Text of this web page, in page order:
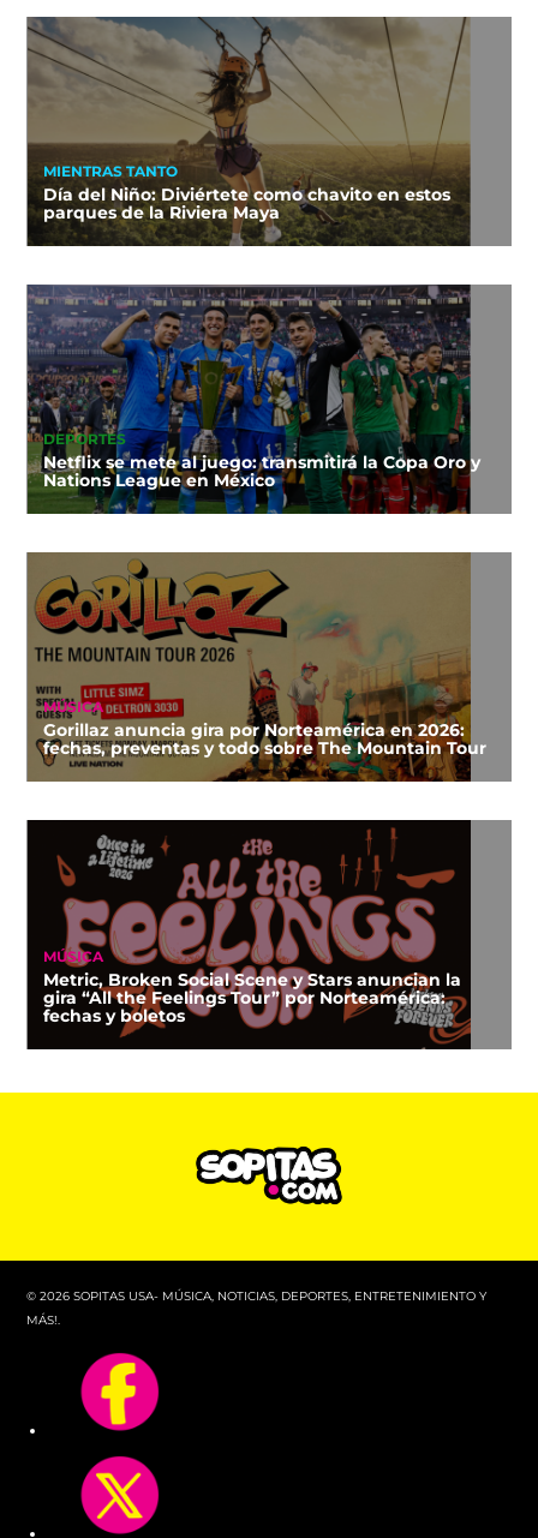
MIENTRAS TANTO
Día del Niño: Diviértete como chavito en estos
parques de la Riviera Maya
DEPORTES
Netflix se mete al juego: transmitirá la Copa Oro y
Nations League en México
MÚSICA
Gorillaz anuncia gira por Norteamérica en 2026:
fechas, preventas y todo sobre The Mountain Tour
MÚSICA
Metric, Broken Social Scene y Stars anuncian la
gira “All the Feelings Tour” por Norteamérica:
fechas y boletos
© 2026 SOPITAS USA- MÚSICA, NOTICIAS, DEPORTES, ENTRETENIMIENTO Y
MÁS!.